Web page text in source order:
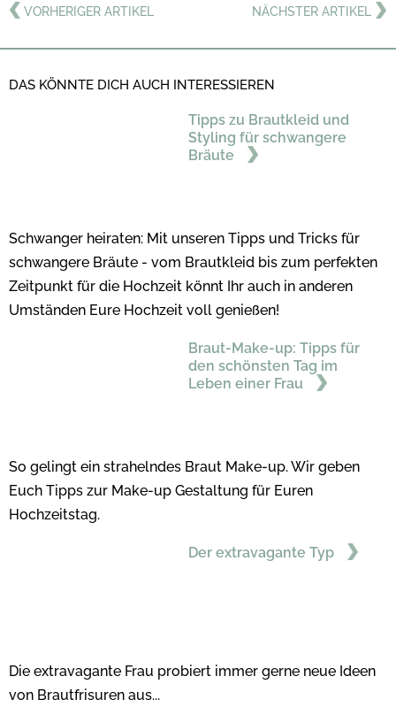
VORHERIGER ARTIKEL NÄCHSTER ARTIKEL
DAS KÖNNTE DICH AUCH INTERESSIEREN
Tipps zu Brautkleid und
Styling für schwangere
Bräute
Schwanger heiraten: Mit unseren Tipps und Tricks für
schwangere Bräute - vom Brautkleid bis zum perfekten
Zeitpunkt für die Hochzeit könnt Ihr auch in anderen
Umständen Eure Hochzeit voll genießen!
Braut-Make-up: Tipps für
den schönsten Tag im
Leben einer Frau
So gelingt ein strahelndes Braut Make-up. Wir geben
Euch Tipps zur Make-up Gestaltung für Euren
Hochzeitstag.
Der extravagante Typ
Die extravagante Frau probiert immer gerne neue Ideen
von Brautfrisuren aus...